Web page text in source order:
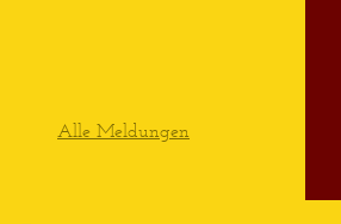
Alle Meldungen